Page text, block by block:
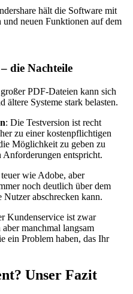
hält die Software mit
neuen Funktionen auf dem
die Nachteile
PDF-Dateien kann sich
ältere Systeme stark belasten.
: Die Testversion ist recht
zu einer kostenpflichtigen
Möglichkeit zu geben zu
entspricht.
wie Adobe, aber
noch deutlich über dem
abschrecken kann.
Kundenservice ist zwar
manchmal langsam
ein Problem haben, das Ihr
Unser Fazit